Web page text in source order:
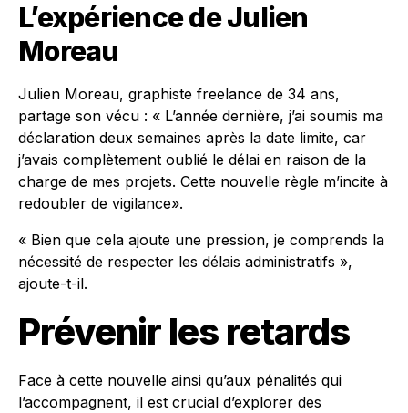
L’expérience de Julien
Moreau
Julien Moreau, graphiste freelance de 34 ans,
partage son vécu : « L’année dernière, j’ai soumis ma
déclaration deux semaines après la date limite, car
j’avais complètement oublié le délai en raison de la
charge de mes projets. Cette nouvelle règle m’incite à
redoubler de vigilance».
« Bien que cela ajoute une pression, je comprends la
nécessité de respecter les délais administratifs »,
ajoute-t-il.
Prévenir les retards
Face à cette nouvelle ainsi qu’aux pénalités qui
l’accompagnent, il est crucial d’explorer des